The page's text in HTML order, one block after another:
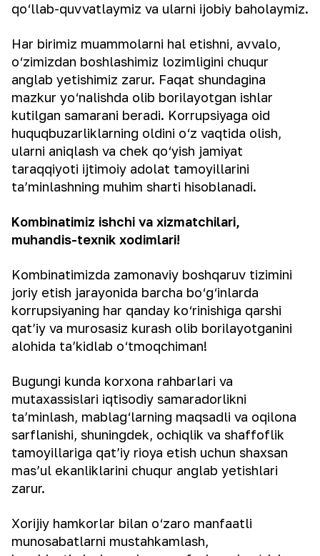
qo‘llab-quvvatlaymiz va ularni ijobiy baholaymiz.
Har birimiz muammolarni hal etishni, avvalo,
o‘zimizdan boshlashimiz lozimligini chuqur
anglab yetishimiz zarur. Faqat shundagina
mazkur yo‘nalishda olib borilayotgan ishlar
kutilgan samarani beradi. Korrupsiyaga oid
huquqbuzarliklarning oldini o‘z vaqtida olish,
ularni aniqlash va chek qo‘yish jamiyat
taraqqiyoti ijtimoiy adolat tamoyillarini
ta’minlashning muhim sharti hisoblanadi.
Kombinatimiz ishchi va xizmatchilari,
muhandis-texnik xodimlari!
Kombinatimizda zamonaviy boshqaruv tizimini
joriy etish jarayonida barcha bo‘g‘inlarda
korrupsiyaning har qanday ko‘rinishiga qarshi
qat’iy va murosasiz kurash olib borilayotganini
alohida ta’kidlab o‘tmoqchiman!
Bugungi kunda korxona rahbarlari va
mutaxassislari iqtisodiy samaradorlikni
ta’minlash, mablag‘larning maqsadli va oqilona
sarflanishi, shuningdek, ochiqlik va shaffoflik
tamoyillariga qat’iy rioya etish uchun shaxsan
mas’ul ekanliklarini chuqur anglab yetishlari
zarur.
Xorijiy hamkorlar bilan o‘zaro manfaatli
munosabatlarni mustahkamlash,